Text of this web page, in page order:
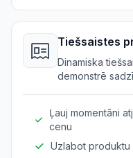
Tiešsaistes
Dinamiska
demonstrē
Ļauj momentāni
cenu
Uzlabot produktu